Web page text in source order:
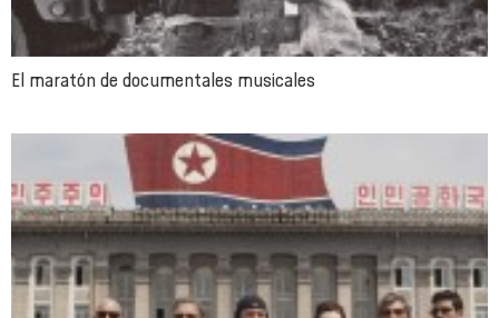
El maratón de documentales musicales